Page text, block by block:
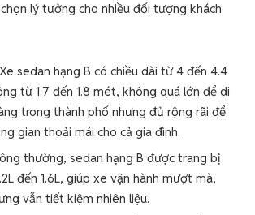
lý tưởng cho nhiều đối tượng khách
sedan hạng B có chiều dài từ 4 đến 4.4
từ 1.7 đến 1.8 mét, không quá lớn để di
trong thành phố nhưng đủ rộng rãi để
gian thoải mái cho cả gia đình.
thường, sedan hạng B được trang bị
đến 1.6L, giúp xe vận hành mượt mà,
vẫn tiết kiệm nhiên liệu.